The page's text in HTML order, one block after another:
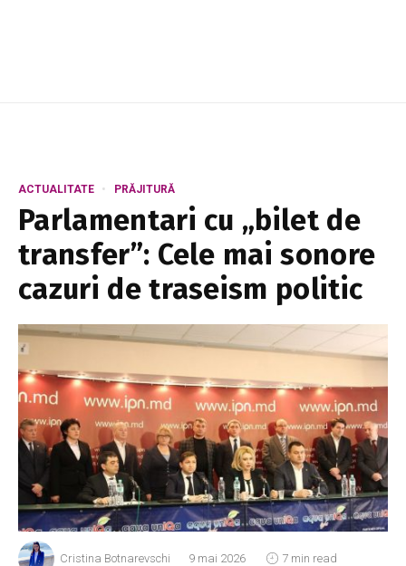
ACTUALITATE PRĂJITURĂ
Parlamentari cu „bilet de
transfer”: Cele mai sonore
cazuri de traseism politic
Cristina Botnarevschi 9 mai 2026 7 min read